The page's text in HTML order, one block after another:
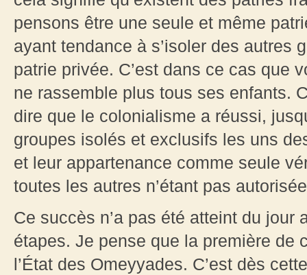
pensons être une seule et même
ayant tendance à s’isoler des autres
patrie privée. C’est dans ce cas que
ne rassemble plus tous ses enfants.
dire que le colonialisme a réussi,
groupes isolés et exclusifs les uns
et leur appartenance comme seule
toutes les autres n’étant pas
Ce succès n’a pas été atteint du
étapes. Je pense que la première de
l’État des Omeyyades. C’est dès